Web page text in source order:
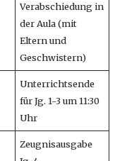
Verabschiedung in
der Aula (mit
Eltern und
Geschwistern)
Unterrichtsende
für Jg. 1-3 um 11:30
Uhr
Zeugnisausgabe